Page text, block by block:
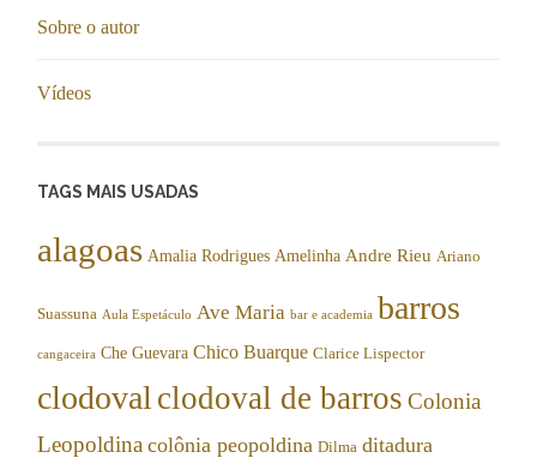
Sobre o autor
Vídeos
TAGS MAIS USADAS
alagoas Amalia Rodrigues Amelinha Andre Rieu Ariano
Suassuna Aula Espetáculo Ave Maria bar e academia barros
cangaceira Che Guevara Chico Buarque Clarice Lispector
clodoval clodoval de barros Colonia
Leopoldina colônia peopoldina Dilma ditadura